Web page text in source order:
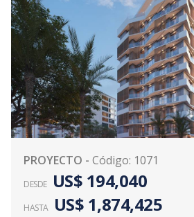
PROYECTO - Código: 1071
DESDE US$ 194,040
HASTA US$ 1,874,425